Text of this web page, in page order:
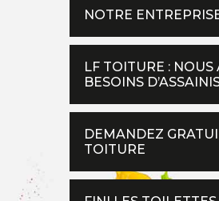
NOTRE
LF TOITURE :
BESOINS
DEMANDEZ
TOITURE